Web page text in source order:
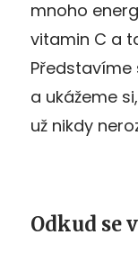
mnoho
vitamin C a
a ukážeme si,
už nikdy
Odkud se